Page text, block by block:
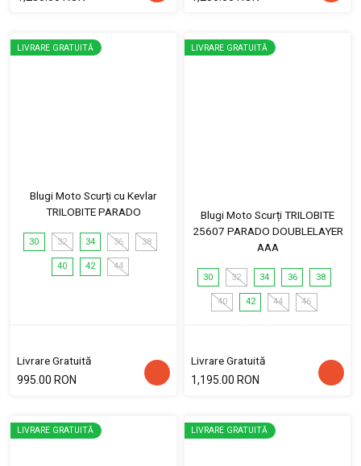
LIVRARE GRATUITĂ
Blugi Moto Scurți cu Kevlar
TRILOBITE PARADO
30 32 34 36 38
40 42 44
Livrare Gratuită
995.00 RON
LIVRARE GRATUITĂ
Blugi Moto Scurți TRILOBITE
25607 PARADO DOUBLELAYER
AAA
30 32 34 36 38
40 42 44 46
Livrare Gratuită
1,195.00 RON
LIVRARE GRATUITĂ LIVRARE GRATUITĂ